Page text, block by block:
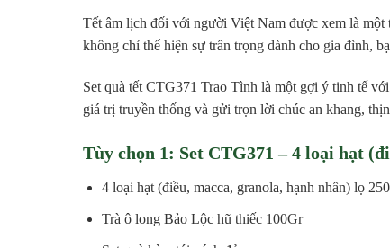
Tết âm lịch đối với người Việt Nam được xem là
không chỉ thể hiện sự trân trọng dành cho gia đình,
Set quà tết CTG371 Trao Tình là một gợi ý tinh tế
giá trị truyền thống và gửi trọn lời chúc an khang,
Tùy chọn 1: Set CTG371 – 4 loại hạt
4 loại hạt (điều, macca, granola, hạnh nhân) lọ
Trà ô long Bảo Lộc hũ thiếc 100Gr